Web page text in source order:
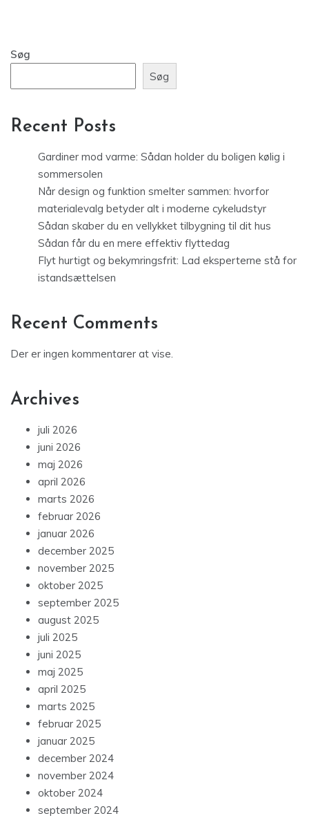
Søg
Søg
Recent Posts
Gardiner mod varme: Sådan holder du boligen kølig i
sommersolen
Når design og funktion smelter sammen: hvorfor
materialevalg betyder alt i moderne cykeludstyr
Sådan skaber du en vellykket tilbygning til dit hus
Sådan får du en mere effektiv flyttedag
Flyt hurtigt og bekymringsfrit: Lad eksperterne stå for
istandsættelsen
Recent Comments
Der er ingen kommentarer at vise.
Archives
juli 2026
juni 2026
maj 2026
april 2026
marts 2026
februar 2026
januar 2026
december 2025
november 2025
oktober 2025
september 2025
august 2025
juli 2025
juni 2025
maj 2025
april 2025
marts 2025
februar 2025
januar 2025
december 2024
november 2024
oktober 2024
september 2024